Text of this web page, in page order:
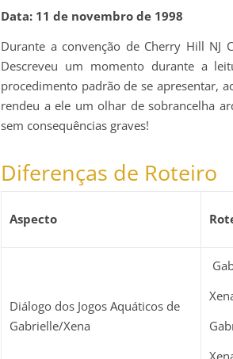
Data: 11 de novembro de 1998
Durante a convenção de Cherry Hill NJ
Descreveu um momento durante a
procedimento padrão de se apresentar,
rendeu a ele um olhar de sobrancelha
sem consequências graves!
Diferenças de Roteiro
Aspecto
Diálogo dos Jogos Aquáticos de
Gabrielle/Xena